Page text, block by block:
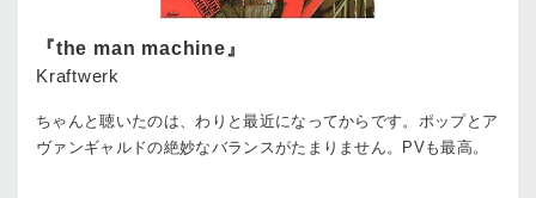
『the man machine』
Kraftwerk
ちゃんと聴いたのは、わりと最近になってからです。ポップとア
ヴァンギャルドの絶妙なバランスがたまりません。PVも最高。